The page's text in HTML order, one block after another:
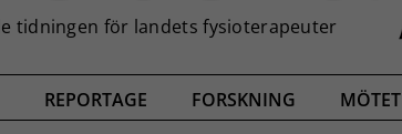
REPORTAGE FORSKNING MÖTET